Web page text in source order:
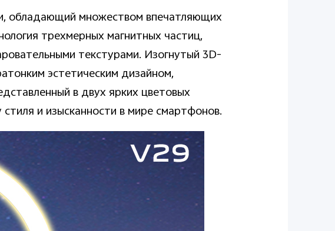
обладающий множеством впечатляющих
трехмерных магнитных частиц,
текстурами. Изогнутый 3D-
эстетическим дизайном,
в двух ярких цветовых
и изысканности в мире смартфонов.